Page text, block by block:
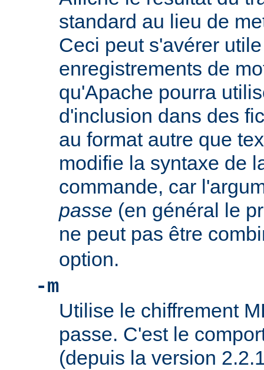
standard au lieu de
Ceci peut s'avérer
enregistrements de
qu'Apache pourra
d'inclusion dans des
au format autre que
modifie la syntaxe de
commande, car
passe (en général le
ne peut pas être
option.
-m
Utilise le chiffrement
passe. C'est le
(depuis la version